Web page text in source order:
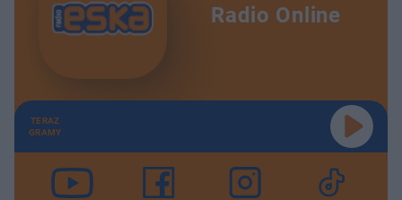
Radio Online
TERAZ
GRAMY